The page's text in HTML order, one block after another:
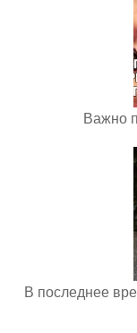
Важно
В последнее